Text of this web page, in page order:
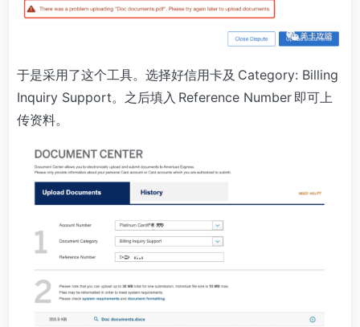
于是采用了这个工具。选择好信用卡及 Category: Billing
Inquiry Support。之后填入 Reference Number 即可上
传资料。